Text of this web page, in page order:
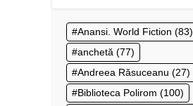
Anansi. World Fiction (83)
anchetă (77)
Andreea Răsuceanu (27)
Biblioteca Polirom (100)